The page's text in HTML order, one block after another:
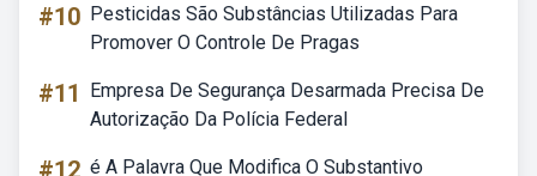
#10 Pesticidas São Substâncias Utilizadas Para
Promover O Controle De Pragas
#11
Empresa De Segurança Desarmada Precisa De
Autorização Da Polícia Federal
#12 é A Palavra Que Modifica O Substantivo